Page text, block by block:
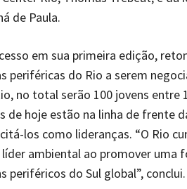
de Paula.
em sua primeira edição,
periféricas do Rio a serem
no total serão 100 jovens entre
de hoje estão na linha de frente
los como lideranças. “O Rio
ambiental ao promover uma
periféricos do Sul global”, conclui.